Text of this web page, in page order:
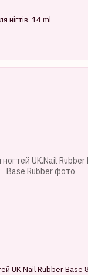
нігтів, 14 ml
UK.Nail Rubber Base